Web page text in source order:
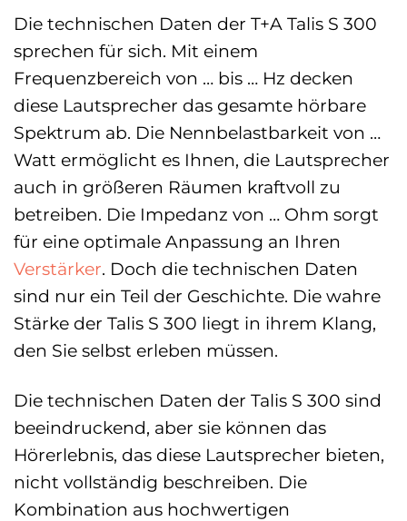
Die technischen Daten der T+A Talis S 300
sprechen für sich. Mit einem
Frequenzbereich von … bis … Hz decken
diese Lautsprecher das gesamte hörbare
Spektrum ab. Die Nennbelastbarkeit von …
Watt ermöglicht es Ihnen, die Lautsprecher
auch in größeren Räumen kraftvoll zu
betreiben. Die Impedanz von … Ohm sorgt
für eine optimale Anpassung an Ihren
Verstärker. Doch die technischen Daten
sind nur ein Teil der Geschichte. Die wahre
Stärke der Talis S 300 liegt in ihrem Klang,
den Sie selbst erleben müssen.
Die technischen Daten der Talis S 300 sind
beeindruckend, aber sie können das
Hörerlebnis, das diese Lautsprecher bieten,
nicht vollständig beschreiben. Die
Kombination aus hochwertigen